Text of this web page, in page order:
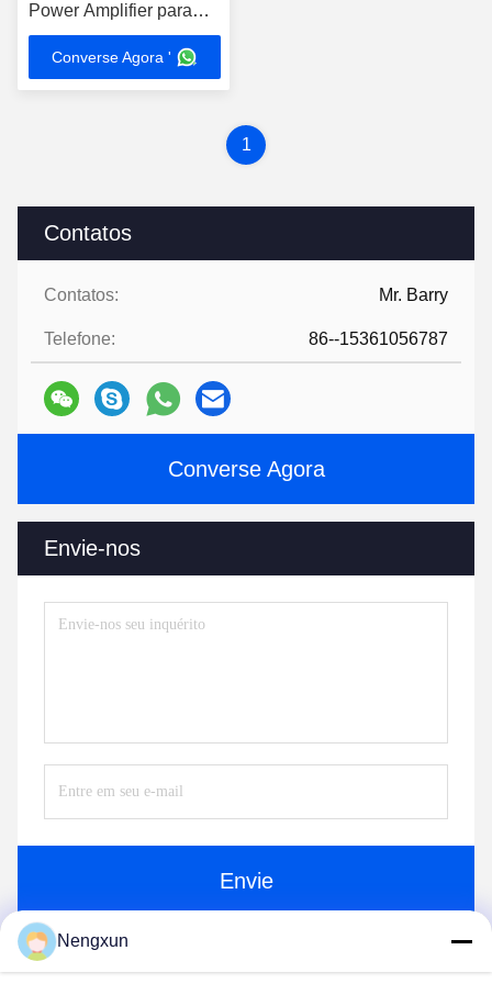
Contatos
Contatos: Mr. Barry
Telefone: 86--15361056787
Converse Agora
Envie-nos
Envie
Power Amplifier para
interferência de sinal
950MHz-1050MHz
Converse Agora '
1
Nengxun